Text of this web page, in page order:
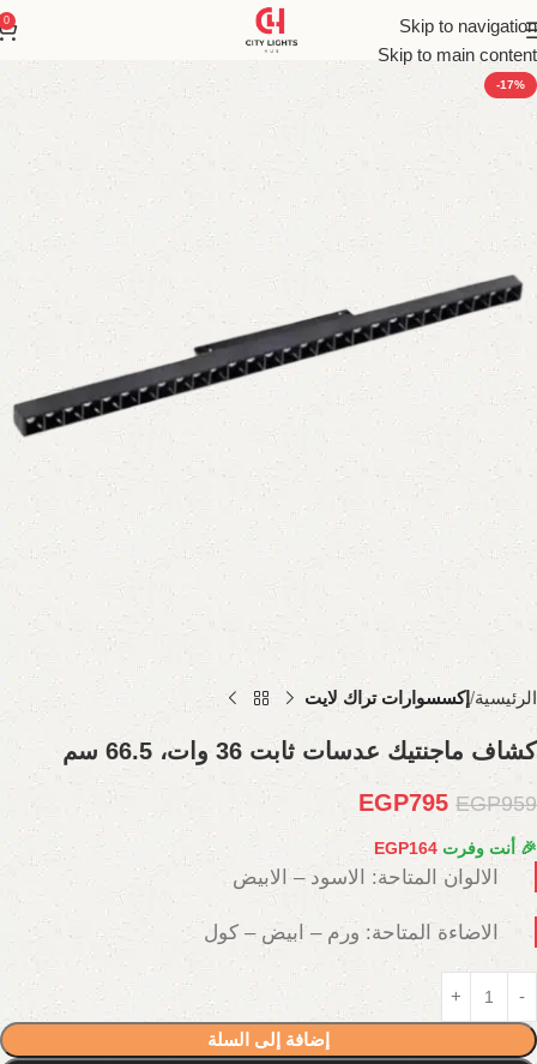
Skip to navigation
Skip to main content
0
-17%
الرئيسية إكسسوارات تراك لايت
كشاف ماجنتيك عدسات ثابت 36 وات، 66.5 سم
EGP959
EGP795
🎉 أنت وفرت EGP164
الالوان المتاحة: الاسود – الابيض
الاضاءة المتاحة: ورم – ابيض – كول
إضافة إلى السلة